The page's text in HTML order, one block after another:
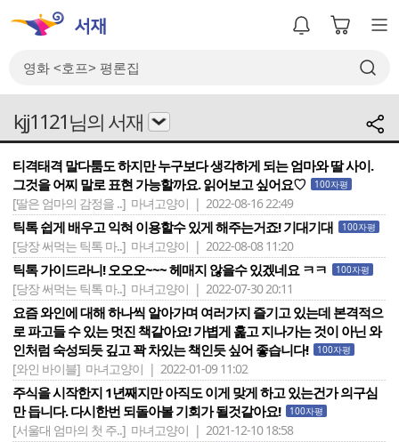
kjj1121님의 서재
티격태격 말다툼도 하지만 누구보다 생각하게 되는 엄마와 딸 사이.
그것을 어찌 말로 표현 가능할까요. 읽어보고 싶어요♡
100자평
[딸은 엄마의 감정을 ..] 마녀고양이 | 2022-08-16 22:49
틱톡 쉽게 배우고 익혀 이용할수 있게 해주는거죠! 기대기대 100자평
[당장 써먹는 틱톡 마..] 마녀고양이 | 2022-08-08 11:20
틱톡 가이드라니! 오오오~~~ 헤매지 않을수 있겠네요 ㅋㅋ 100자평
[당장 써먹는 틱톡 마..] 마녀고양이 | 2022-07-30 20:11
요즘 와인에 대해 하나씩 알아가며 여러가지 즐기고 있는데 본격적으
로 파고들 수 있는 멋진 책같아요! 가볍게 훑고 지나가는 것이 아닌 와
인처럼 숙성되듯 깊고 꽉 차있는 책인듯 싶어 좋습니다!
100자평
[와인 바이블] 마녀고양이 | 2022-01-09 11:02
주식을 시작한지 1년째지만 아직도 이게 맞게 하고 있는건가 의구심
만 듭니다. 다시한번 되돌아볼 기회가 될것같아요!
100자평
[서울대 엄마의 첫 주..] 마녀고양이 | 2021-12-10 18:58